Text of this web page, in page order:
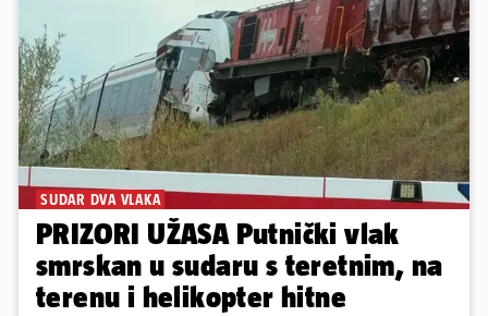
SUDAR DVA VLAKA
PRIZORI UŽASA Putnički vlak
smrskan u sudaru s teretnim, na
terenu i helikopter hitne